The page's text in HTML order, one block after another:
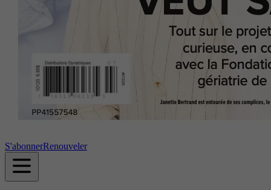
S'abonnerRenouveler